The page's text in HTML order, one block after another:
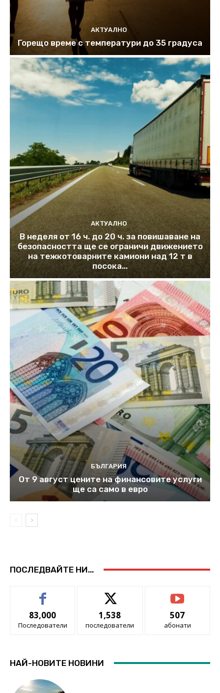
АКТУАЛНО
Горещо време с температури до 35 градуса
АКТУАЛНО
В неделя от 16 ч. до 20 ч. за повишаване на
безопасността ще се ограничи движението
на тежкотоварните камиони над 12 т в
посока...
БЪЛГАРИЯ
От 9 август цените на финансовите услуги
ще са само в евро
ПОСЛЕДВАЙТЕ НИ...
83,000
Последователи
1,538
последователи
507
абонати
НАЙ-НОВИТЕ НОВИНИ